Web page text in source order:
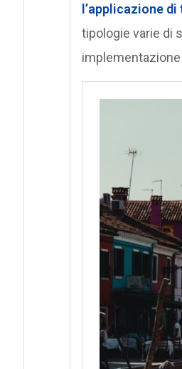
l’applicazione
tipologie varie di